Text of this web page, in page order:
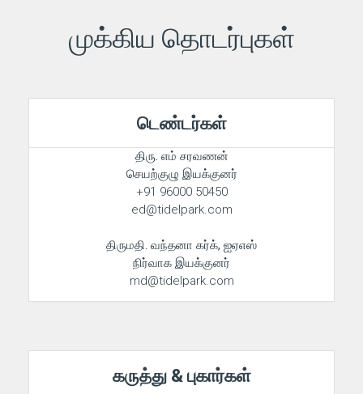
முக்கிய தொடர்புகள்
டெண்டர்கள்
திரு. எம் சரவணன்
செயற்குழு இயக்குனர்
+91 96000 50450
ed@tidelpark.com
திருமதி. வந்தனா கர்க், ஐஏஎஸ்
நிர்வாக இயக்குனர்
md@tidelpark.com
கருத்து & புகார்கள்